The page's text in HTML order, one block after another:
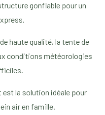
gonflable pour un
haute qualité, la tente de
conditions météorologies
la solution idéale pour
air en famille.